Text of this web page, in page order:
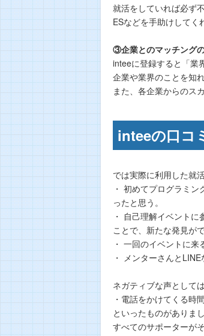
就活をしていれば必ず
ESなどを手助けしてく
③企業とのマッチング
inteeに登録すると「業
企業や業界のことを知
また、各企業からのス
inteeの口コ
では実際に利用した就
・ 初めてプログラミ
ったと思う。
・ 自己理解イベント
ことで、新たな発見がで
・ 一回のイベントに来
・ メンターさんと
ネガティブな声としては
・電話をかけてくる時
といったものがありま
すべてのサポーターが